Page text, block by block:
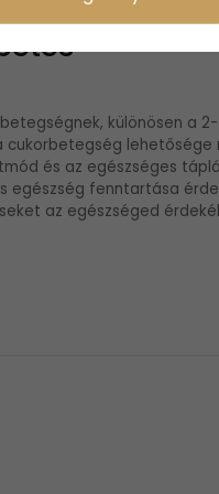
különösen a
lehetősége
és az egészséges
fenntartása
az egészséged